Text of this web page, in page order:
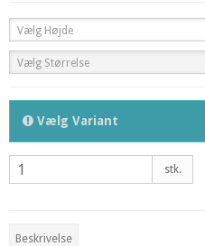
Vælg Højde
Vælg Størrelse
Vælg Variant
stk.
Beskrivelse